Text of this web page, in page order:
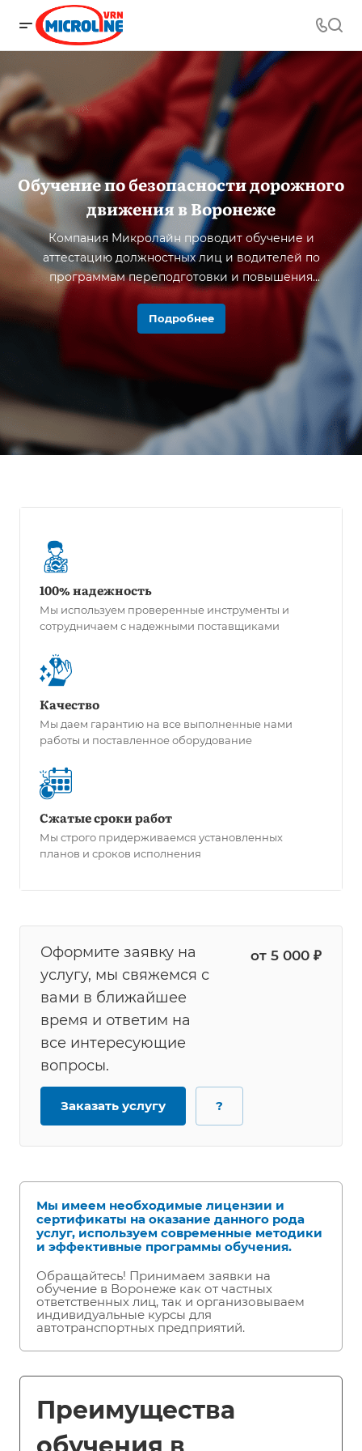
Обучение по безопасности дорожного
движения в Воронеже
Компания Микролайн проводит обучение и
аттестацию должностных лиц и водителей по
программам переподготовки и повышения
квалификации в Воронеже и области.
Подробнее
100% надежность
Мы используем проверенные инструменты и
сотрудничаем с надежными поставщиками
Качество
Мы даем гарантию на все выполненные нами
работы и поставленное оборудование
Сжатые сроки работ
Мы строго придерживаемся установленных
планов и сроков исполнения
Оформите заявку на
услугу, мы свяжемся с
вами в ближайшее
время и ответим на
все интересующие
вопросы.
от 5 000 ₽
Заказать услугу ?
Мы имеем необходимые лицензии и
сертификаты на оказание данного рода
услуг, используем современные методики
и эффективные программы обучения.
Обращайтесь! Принимаем заявки на
обучение в Воронеже как от частных
ответственных лиц, так и организовываем
индивидуальные курсы для
автотранспортных предприятий.
Преимущества